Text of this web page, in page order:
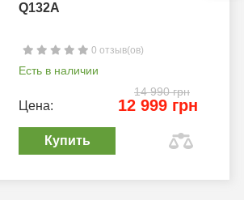
Q132A
0 отзыв(ов)
Есть в наличии
14 990 грн
Цена: 12 999 грн
Купить